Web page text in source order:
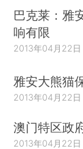
巴克莱：雅
响有限
2013年04月22日
雅安大熊猫
2013年04月22日
澳门特区政
2013年04月22日